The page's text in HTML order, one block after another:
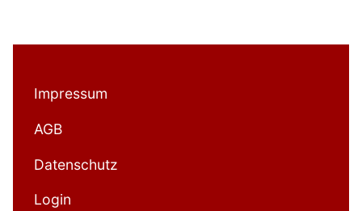
Impressum
AGB
Datenschutz
Login